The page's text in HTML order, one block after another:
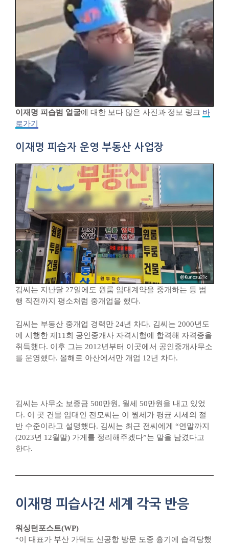
이재명 피습범 얼굴에 대한 보다 많은 사진과 정보 링크 바
로가기
이재명 피습자 운영 부동산 사업장
김씨는 지난달 27일에도 원룸 임대계약을 중개하는 등 범
행 직전까지 평소처럼 중개업을 했다.
김씨는 부동산 중개업 경력만 24년 차다. 김씨는 2000년도
에 시행한 제11회 공인중개사 자격시험에 합격해 자격증을
취득했다. 이후 그는 2012년부터 이곳에서 공인중개사무소
를 운영했다. 올해로 아산에서만 개업 12년 차다.
김씨는 사무소 보증금 500만원, 월세 50만원을 내고 있었
다. 이 곳 건물 임대인 전모씨는 이 월세가 평균 시세의 절
반 수준이라고 설명했다. 김씨는 최근 전씨에게 “연말까지
(2023년 12월말) 가게를 정리해주겠다”는 말을 남겼다고
한다.
이재명 피습사건 세계 각국 반응
워싱턴포스트(WP)
“이 대표가 부산 가덕도 신공항 방문 도중 흉기에 습격당했